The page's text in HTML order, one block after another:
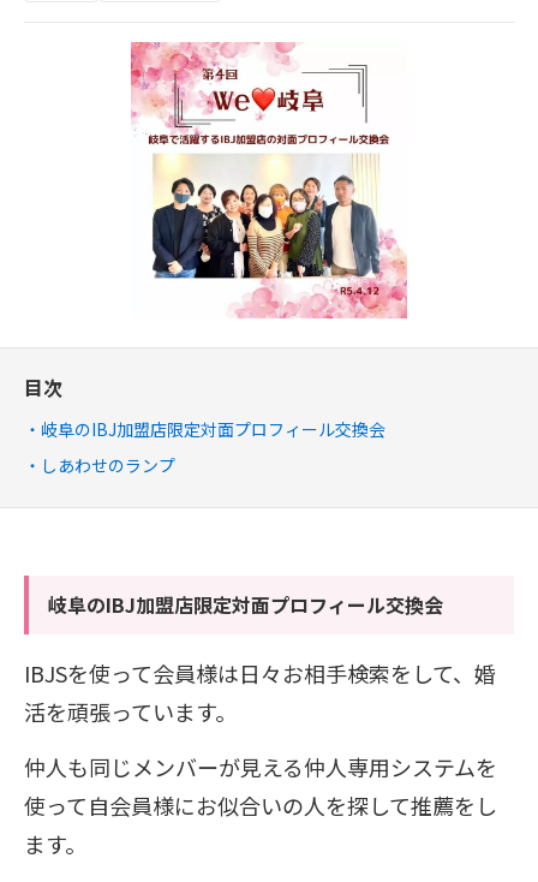
目次
岐阜のIBJ加盟店限定対面プロフィール交換会
しあわせのランプ
岐阜のIBJ加盟店限定対面プロフィール交換会
IBJSを使って会員様は日々お相手検索をして、婚
活を頑張っています。
仲人も同じメンバーが見える仲人専用システムを
使って自会員様にお似合いの人を探して推薦をし
ます。